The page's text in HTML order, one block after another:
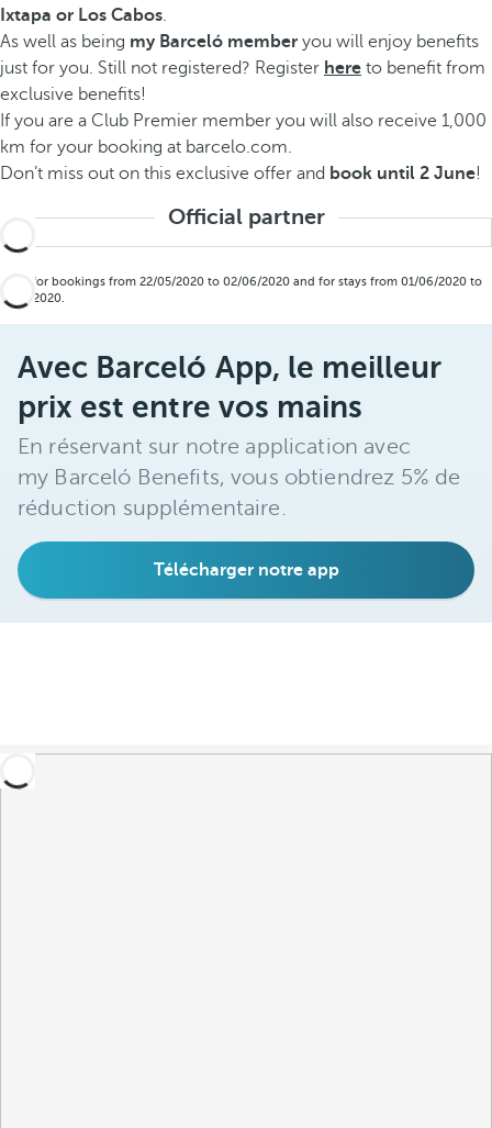
Ixtapa or Los Cabos.
As well as being my Barceló member you will enjoy benefits
just for you. Still not registered? Register here to benefit from
exclusive benefits!
If you are a Club Premier member you will also receive 1,000
km for your booking at barcelo.com.
Don’t miss out on this exclusive offer and book until 2 June!
Official partner
Valid for bookings from 22/05/2020 to 02/06/2020 and for stays from 01/06/2020 to
31/12/2020.
Avec Barceló App, le meilleur
prix est entre vos mains
En réservant sur notre application avec
my Barceló Benefits, vous obtiendrez 5% de
réduction supplémentaire.
Télécharger notre app